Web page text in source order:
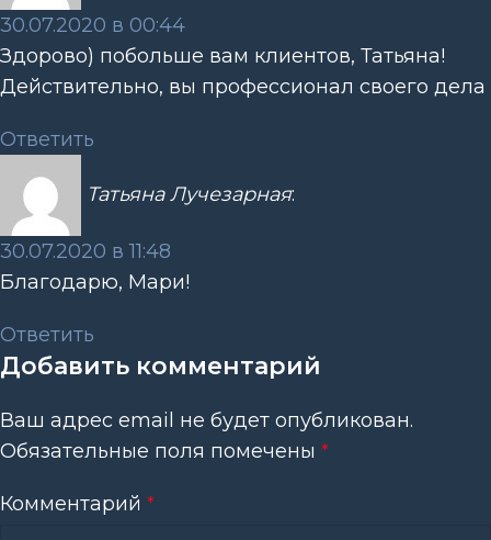
30.07.2020 в 00:44
Здорово) побольше вам клиентов, Татьяна!
Действительно, вы профессионал своего дела
Ответить
Татьяна Лучезарная:
30.07.2020 в 11:48
Благодарю, Мари!
Ответить
Добавить комментарий
Ваш адрес email не будет опубликован.
Обязательные поля помечены *
Комментарий *